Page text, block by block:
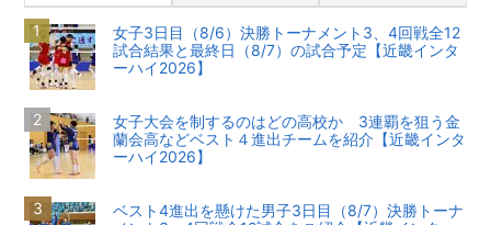
女子3日目（8/6）決勝トーナメント3、4回戦全12
試合結果と最終日（8/7）の試合予定【近畿インタ
ーハイ2026】
女子大会を制するのはどの高校か 3連覇を狙う金
蘭会高などベスト４進出チームを紹介【近畿インタ
ーハイ2026】
ベスト4進出を懸けた男子3日目（8/7）決勝トーナ